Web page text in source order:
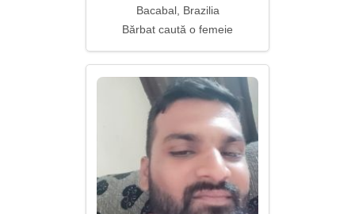
Bacabal, Brazilia
Bărbat caută o femeie